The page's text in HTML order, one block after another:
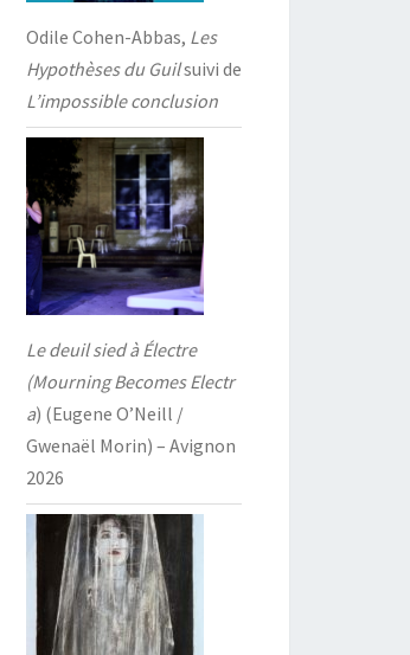
Odile Cohen-Abbas, Les
Hypothèses du Guilsuivi de
L’impossible conclusion
Le deuil sied à Électre
(Mourning Becomes Electr
a) (Eugene O’Neill /
Gwenaël Morin) – Avignon
2026